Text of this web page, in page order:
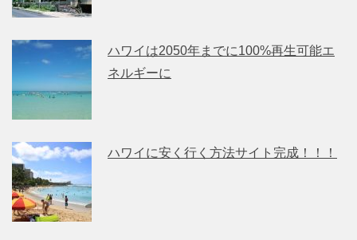
ハワイは2050年までに100%再生可能エ
ネルギーに
ハワイに安く行く方法サイト完成！！！